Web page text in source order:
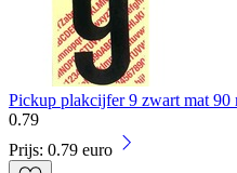
Pickup plakcijfer 9 zwart mat 90
0.79
Prijs: 0.79 euro